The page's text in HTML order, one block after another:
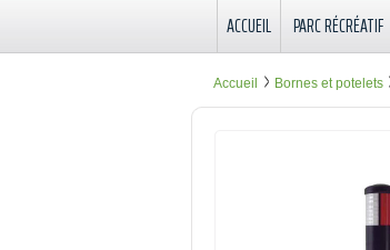
ACCUEIL PARC RÉCRÉATIF
Accueil Bornes et potelets